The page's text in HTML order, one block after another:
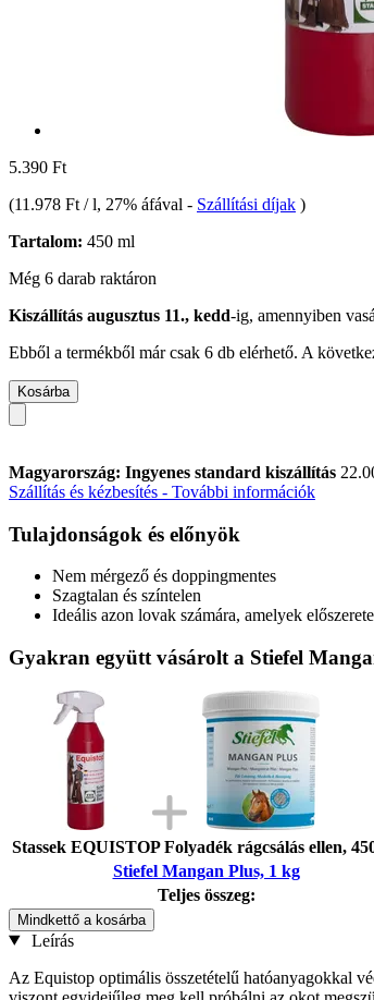
5.390 Ft
(11.978 Ft / l, 27% áfával - Szállítási díjak )
Tartalom: 450 ml
Még 6 darab raktáron
Kiszállítás augusztus 11., kedd-ig, amennyiben
Ebből a termékből már csak 6 db elérhető. A
Kosárba
Magyarország: Ingyenes standard kiszállítás
Szállítás és kézbesítés - További információk
Tulajdonságok és előnyök
Nem mérgező és doppingmentes
Szagtalan és színtelen
Ideális azon lovak számára, amelyek
Gyakran együtt vásárolt a Stiefel
Stassek EQUISTOP Folyadék rágcsálás ellen,
Stiefel Mangan Plus, 1 kg
Teljes összeg:
Mindkettő a kosárba
Leírás
Az Equistop optimális összetételű hatóanyagokkal